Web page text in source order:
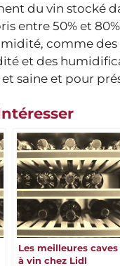
du vin stocké
entre 50% et
comme
et des
saine et pour
Les meilleures caves
à vin chez Lidl